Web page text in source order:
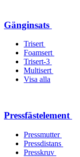
Gänginsats
Trisert
Foamsert
Trisert-3
Multisert
Visa alla
Pressfästelement
Pressmutter
Pressdistans
Presskruv